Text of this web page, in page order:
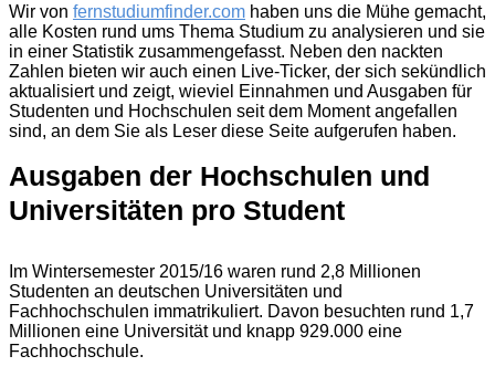
Wir von fernstudiumfinder.com haben uns die Mühe gemacht,
alle Kosten rund ums Thema Studium zu analysieren und sie
in einer Statistik zusammengefasst. Neben den nackten
Zahlen bieten wir auch einen Live-Ticker, der sich sekündlich
aktualisiert und zeigt, wieviel Einnahmen und Ausgaben für
Studenten und Hochschulen seit dem Moment angefallen
sind, an dem Sie als Leser diese Seite aufgerufen haben.
Ausgaben der Hochschulen und
Universitäten pro Student
Im Wintersemester 2015/16 waren rund 2,8 Millionen
Studenten an deutschen Universitäten und
Fachhochschulen immatrikuliert. Davon besuchten rund 1,7
Millionen eine Universität und knapp 929.000 eine
Fachhochschule.